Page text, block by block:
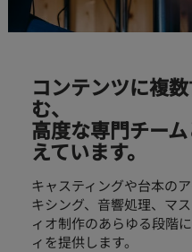
コンテンツに複
む、
高度な専門チー
えています。
キャスティングや台本の
キシング、音響処理、マ
ィオ制作のあらゆる段階
ィを提供します。